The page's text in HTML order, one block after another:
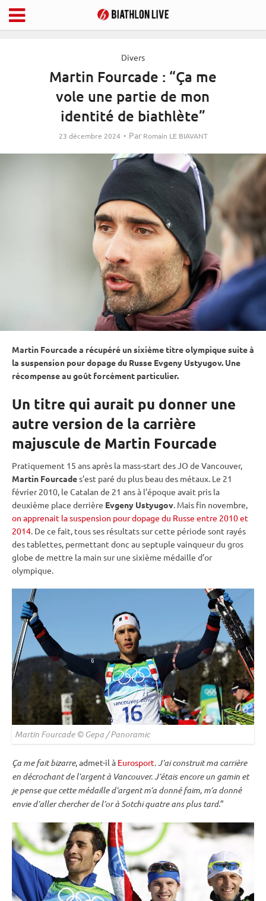
Divers
Martin Fourcade : “Ça me
vole une partie de mon
identité de biathlète”
23 décembre 2024 Par Romain LE BIAVANT
Martin Fourcade a récupéré un sixième titre olympique suite à
la suspension pour dopage du Russe Evgeny Ustyugov. Une
récompense au goût forcément particulier.
Un titre qui aurait pu donner une
autre version de la carrière
majuscule de Martin Fourcade
Pratiquement 15 ans après la mass-start des JO de Vancouver,
Martin Fourcades’est paré du plus beau des métaux. Le 21
février 2010, le Catalan de 21 ans à l’époque avait pris la
deuxième place derrière Evgeny Ustyugov . Mais fin novembre,
on apprenait la suspension pour dopage du Russe entre 2010 et
2014 . De ce fait, tous ses résultats sur cette période sont rayés
des tablettes, permettant donc au septuple vainqueur du gros
globe de mettre la main sur une sixième médaille d’or
olympique.
Martin Fourcade © Gepa / Panoramic
Ça me fait bizarre, admet-il à Eurosport J’ai construit ma carrière
en décrochant de l’argent à Vancouver. J’étais encore un gamin et
je pense que cette médaille d’argent m’a donné faim, m’a donné
envie d’aller chercher de l’or à Sotchi quatre ans plus tard.”